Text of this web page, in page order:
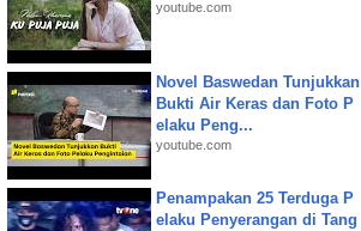
youtube.com
Novel Baswedan Tunjukkan
Bukti Air Keras dan Foto P
elaku Peng...
youtube.com
Penampakan 25 Terduga P
elaku Penyerangan di Tang